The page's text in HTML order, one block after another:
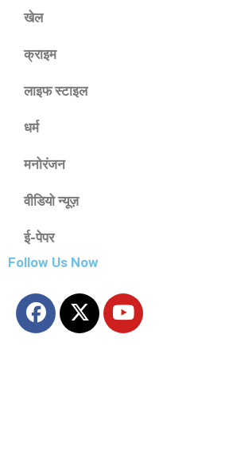
खेल
क्राइम
लाइफ स्टाइल
धर्म
मनोरंजन
वीडियो न्यूज़
ई-पेपर
Follow Us Now